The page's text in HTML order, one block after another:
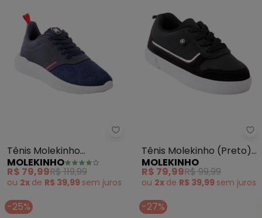
Molekinho - Tênis Molekinho
Tênis Molekinho
(Marinho) em Tecido e
Sintético
MOLEKINHO
R$ 79,99R$ 119,99
ou 2x de R$ 39,99 sem juros
Tênis Molekinho (Preto)
em Sintético
MOLEKINHO
R$ 79,99R$ 99,99
ou 2x de R$ 39,99 sem juros
-25% -27%